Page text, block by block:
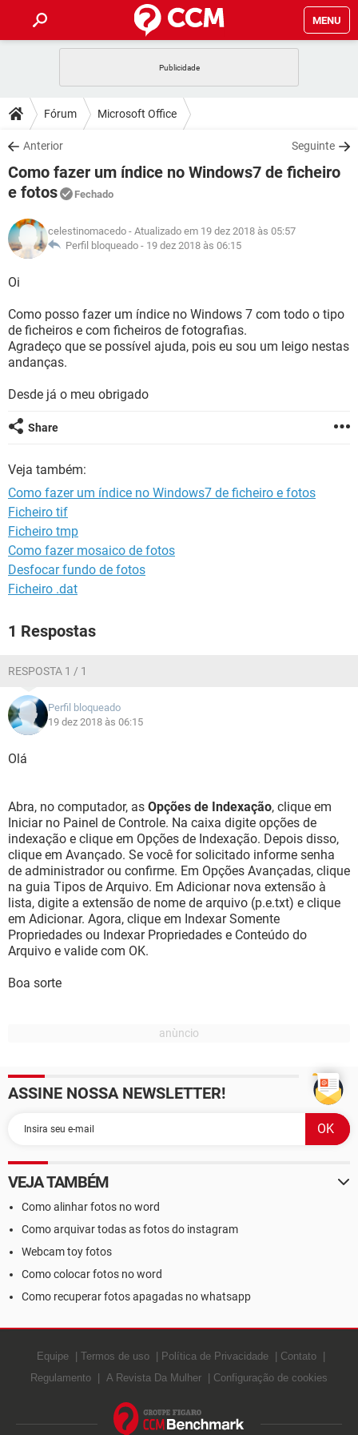
MENU
CELULAR
OUTLOOK
INSTAGRAM GMAIL
GUIA DE COMPRAS
DICAS
JOGOS
OUTLOOK
GUIA DE COMPRAS
DOWNLOADS
JOGOS WHATSAPP
CELULAR
OUTLOOK EXCEL
INSTAGRAM
GUIA DE COMPRAS
FÓRUM
CELULAR FACEBOOK
GUIA DE COMPRAS
GLOSSÁRIO
JOGOS
CELULAR
OUTLOOK EXCEL
INSTAGRAM GMAIL
GUIA DE COMPRAS
Fórum Microsoft Office
Anterior Seguinte
Como fazer um índice no Windows7 de ficheiro
e fotos
Fechado
celestinomacedo - Atualizado em 19 dez 2018 às 05:57
Perfil bloqueado - 19 dez 2018 às 06:15
Oi
Como posso fazer um índice no Windows 7 com todo o tipo
de ficheiros e com ficheiros de fotografias.
Agradeço que se possível ajuda, pois eu sou um leigo nestas
andanças.
Desde já o meu obrigado
Share
Veja também:
Como fazer um índice no Windows7 de ficheiro e fotos
Ficheiro tif
Ficheiro tmp
Como fazer mosaico de fotos
Desfocar fundo de fotos
Ficheiro .dat
1 Respostas
RESPOSTA 1 / 1
Perfil bloqueado
19 dez 2018 às 06:15
Olá
Abra, no computador, as Opções de Indexação, clique em
Iniciar no Painel de Controle. Na caixa digite opções de
indexação e clique em Opções de Indexação. Depois disso,
clique em Avançado. Se você for solicitado informe senha
de administrador ou confirme. Em Opções Avançadas, clique
na guia Tipos de Arquivo. Em Adicionar nova extensão à
lista, digite a extensão de nome de arquivo (p.e.txt) e clique
em Adicionar. Agora, clique em Indexar Somente
Propriedades ou Indexar Propriedades e Conteúdo do
Arquivo e valide com OK.
Boa sorte
ASSINE NOSSA NEWSLETTER!
VEJA TAMBÉM
Como alinhar fotos no word
Como arquivar todas as fotos do instagram
Webcam toy fotos
Como colocar fotos no word
Como recuperar fotos apagadas no whatsapp
Equipe Termos de uso Política de Privacidade
Contato
Regulamento
A Revista Da Mulher Configuração de cookies